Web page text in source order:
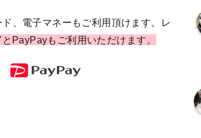
、電子マネーもご利用頂けます。レ
PayPayもご利用いただけます。